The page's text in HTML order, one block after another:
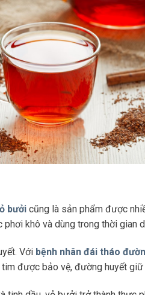
bưởi cũng là sản phẩm được
khô và dùng trong thời gian
Với bệnh nhân đái tháo
được bảo vệ, đường huyết